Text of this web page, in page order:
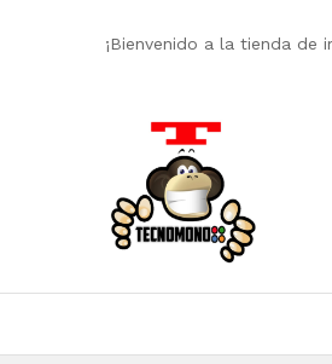
¡Bienvenido a la tienda de